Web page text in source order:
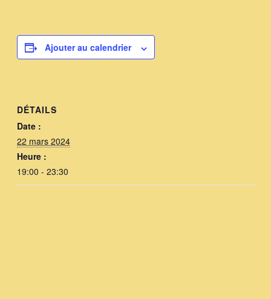
Ajouter au calendrier
DÉTAILS
Date :
22 mars 2024
Heure :
19:00 - 23:30